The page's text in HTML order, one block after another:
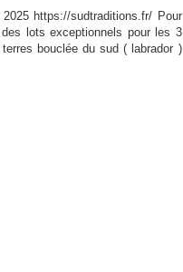
https://sudtraditions.fr/ Pour
lots exceptionnels pour les 3
bouclée du sud ( labrador )